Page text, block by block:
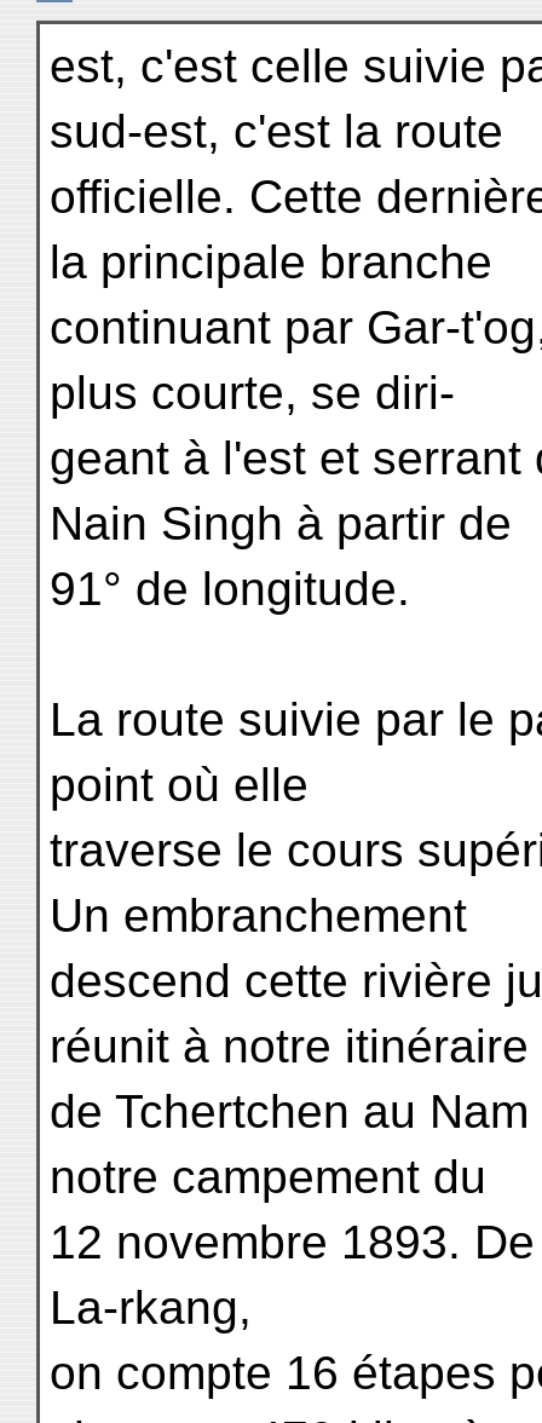
est, c'est celle suivie
sud-est, c'est la route
officielle. Cette
la principale branche
continuant par Gar-
plus courte, se diri-
geant à l'est et
Nain Singh à partir de
91° de longitude.
La route suivie par le
point où elle
traverse le cours
Un embranchement
descend cette rivière
réunit à notre itinéraire
de Tchertchen au
notre campement du
12 novembre 1893.
La-rkang,
on compte 16 étapes